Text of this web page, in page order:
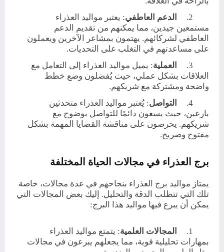
2.
الدعم العاطفي: يعتبر مواليد العذراء
مستمعين جيدين، مما يمكنهم من تقديم الدعم
العاطفي لشركائهم. يهتمون بمشاعر الآخرين ويعملون
على مساعدتهم في التغلب على التحديات.
3.
العملية: يميل مواليد العذراء إلى التعامل مع
العلاقات بشكل عملي، حيث يُفضلون وضع خطط
واضحة ومشتركة مع شريكهم.
4.
التواصل: يُعتبر مواليد العذراء متحدثين
بارعين، حيث يسعون دائمًا للتواصل بوضوح مع
شريكهم. يحرصون على مناقشة القضايا المهمة بشكل
مفتوح وصريح.
برج العذراء في مجالات الحياة المختلفة
يمتاز مواليد برج العذراء بنجاحهم في عدة مجالات، خاصة
تلك التي تتطلب الدقة والتحليل. إليك بعض المجالات التي
يمكن أن يبرع فيها مواليد هذا البرج:
1. المجالات العلمية: يتمتع مواليد العذراء
بمهارات تحليلية قوية، مما يجعلهم يبرعون في مجالات